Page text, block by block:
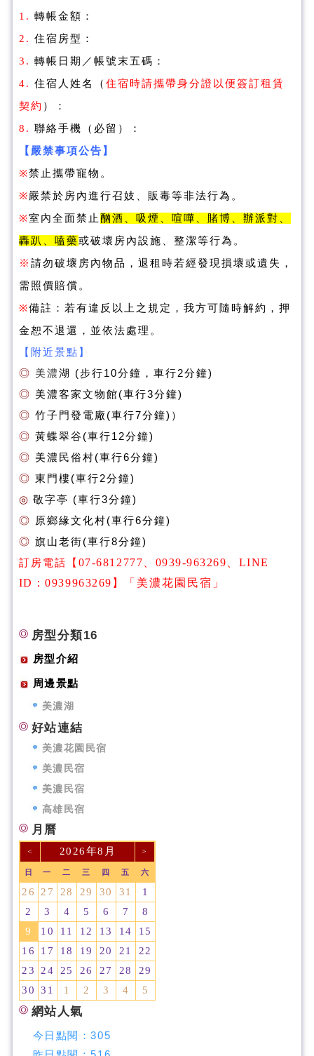
1. 轉帳金額：
2. 住宿房型：
3. 轉帳日期／帳號末五碼：
4. 住宿人姓名（ 住宿時請攜帶身分證以便簽訂租賃
契約 ）：
8. 聯絡手機（必留）：
【嚴禁事項公告】
※禁止攜帶寵物。
※嚴禁於房內進行召妓、販毒等非法行為。
※室內全面禁止 酗酒、吸煙、喧嘩、賭博、辦派對、
轟趴、嗑藥或破壞房內設施、整潔等行為。
※ 請勿破壞房內物品，退租時若經發現損壞或遺失，
需照價賠償。
※備註：若有違反以上之規定，我方可隨時解約，押
金恕不退還，並依法處理。
【附近景點】
◎ 美濃湖 (步行10分鐘，車行2分鐘)
◎ 美濃客家文物館(車行3分鐘)
◎ 竹子門發電廠(車行7分鐘)）
◎ 黃蝶翠谷(車行12分鐘)
◎ 美濃民俗村(車行6分鐘)
◎ 東門樓(車行2分鐘)
◎ 敬字亭 (車行3分鐘)
◎
原鄉緣文化村(車行6分鐘)
◎ 旗山老街(車行8分鐘)
訂房電話【 07-6812777、0939-963269
LINE
ID：0939963269 】 「美濃花園民宿」
房型分類16
房型介紹
周邊景點
美濃湖
好站連結
美濃花園民宿
美濃民宿
美濃民宿
高雄民宿
月曆
< 2026年8月 >
日 一 二 三 四 五 六
26 27 28 29 30 31
1
2
3 4 5 6 7
8
9
10 11 12 13 14
15
16
17 18 19 20 21
22
23
24 25 26 27 28
29
30
31 1 2 3 4 5
網站人氣
今日點閱：305